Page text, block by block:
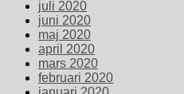
juli 2020
juni 2020
maj 2020
april 2020
mars 2020
februari 2020